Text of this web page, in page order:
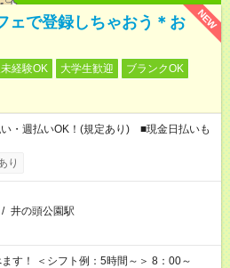
NEW
ェで登録しちゃおう＊お
経験OK 大学生歓迎
ブランクOK
・週払いOK！(規定あり) ■現金日払いも
り
/ 井の頭公園駅
す！ ＜シフト例：5時間～＞ 8：00～